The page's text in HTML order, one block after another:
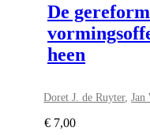
De
heen
Doret J. de Ruyter,Jan
€ 7,00